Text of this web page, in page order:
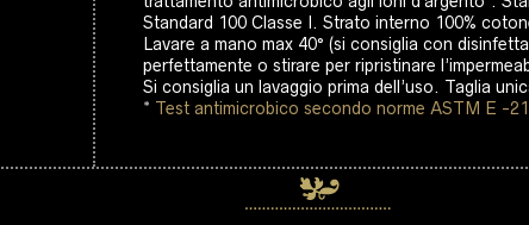
Standard 100 Classe I. Strato interno 100%
Lavare a mano max 40° (si consiglia con
perfettamente o stirare per ripristinare
Si consiglia un lavaggio prima dell’uso. Taglia
* Test antimicrobico secondo norme ASTM E -